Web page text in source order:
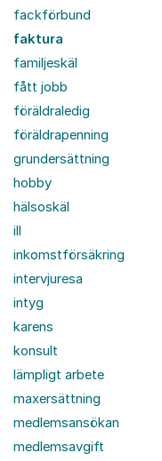
fackförbund
faktura
familjeskäl
fått jobb
föräldraledig
föräldrapenning
grundersättning
hobby
hälsoskäl
ill
inkomstförsäkring
intervjuresa
intyg
karens
konsult
lämpligt arbete
maxersättning
medlemsansökan
medlemsavgift